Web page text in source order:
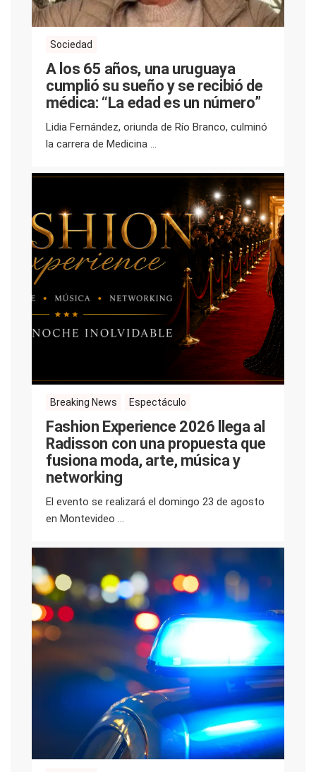
Sociedad
A los 65 años, una uruguaya
cumplió su sueño y se recibió de
médica: “La edad es un número”
Lidia Fernández, oriunda de Río Branco, culminó
la carrera de Medicina ...
Breaking News Espectáculo
Fashion Experience 2026 llega al
Radisson con una propuesta que
fusiona moda, arte, música y
networking
El evento se realizará el domingo 23 de agosto
en Montevideo ...